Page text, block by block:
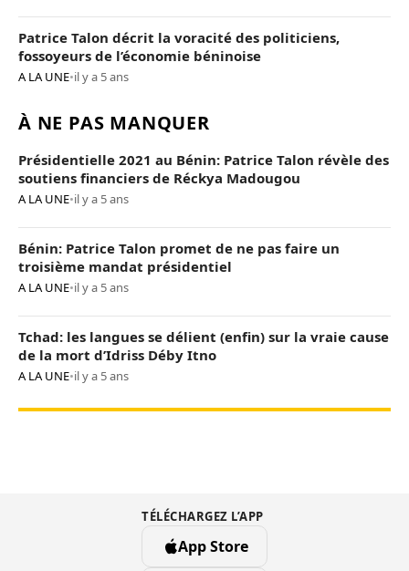
Patrice Talon décrit la voracité des politiciens,
fossoyeurs de l’économie béninoise
A LA UNE•il y a 5 ans
À NE PAS MANQUER
Présidentielle 2021 au Bénin: Patrice Talon révèle des
soutiens financiers de Réckya Madougou
A LA UNE•il y a 5 ans
Bénin: Patrice Talon promet de ne pas faire un
troisième mandat présidentiel
A LA UNE•il y a 5 ans
Tchad: les langues se délient (enfin) sur la vraie cause
de la mort d’Idriss Déby Itno
A LA UNE•il y a 5 ans
TÉLÉCHARGEZ L’APP
App Store